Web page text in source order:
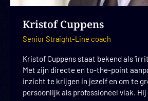
Kristof Cuppens
Senior Straight-Line coach
Kristof Cuppens staat bekend als
Met zijn directe en to-the-point
inzicht te krijgen in jezelf en om te
persoonlijk als professioneel vlak.